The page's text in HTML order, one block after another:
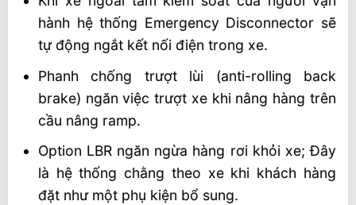
hành hệ thống Emergency Disconnector sẽ
tự động ngắt kết nối điện trong xe.
Phanh chống trượt lùi (anti-rolling back
brake) ngăn việc trượt xe khi nâng hàng trên
cầu nâng ramp.
Option LBR ngăn ngừa hàng rơi khỏi xe; Đây
là hệ thống chằng theo xe khi khách hàng
đặt như một phụ kiện bổ sung.